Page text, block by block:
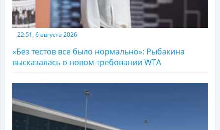
22:51, 6 августа 2026
«Без тестов все было нормально»: Рыбакина
высказалась о новом требовании WTA